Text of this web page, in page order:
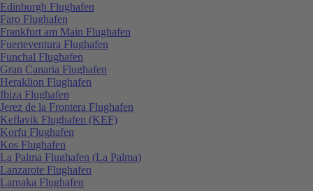
Edinburgh Flughafen
Faro Flughafen
Frankfurt am Main Flughafen
Fuerteventura Flughafen
Funchal Flughafen
Gran Canaria Flughafen
Heraklion Flughafen
Ibiza Flughafen
Jerez de la Frontera Flughafen
Keflavik Flughafen (KEF)
Korfu Flughafen
Kos Flughafen
La Palma Flughafen (La Palma)
Lanzarote Flughafen
Larnaka Flughafen